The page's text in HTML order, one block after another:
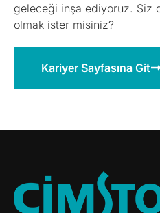
geleceği inşa ediyoruz. Siz
olmak ister misiniz?
Kariyer Sayfasına Git